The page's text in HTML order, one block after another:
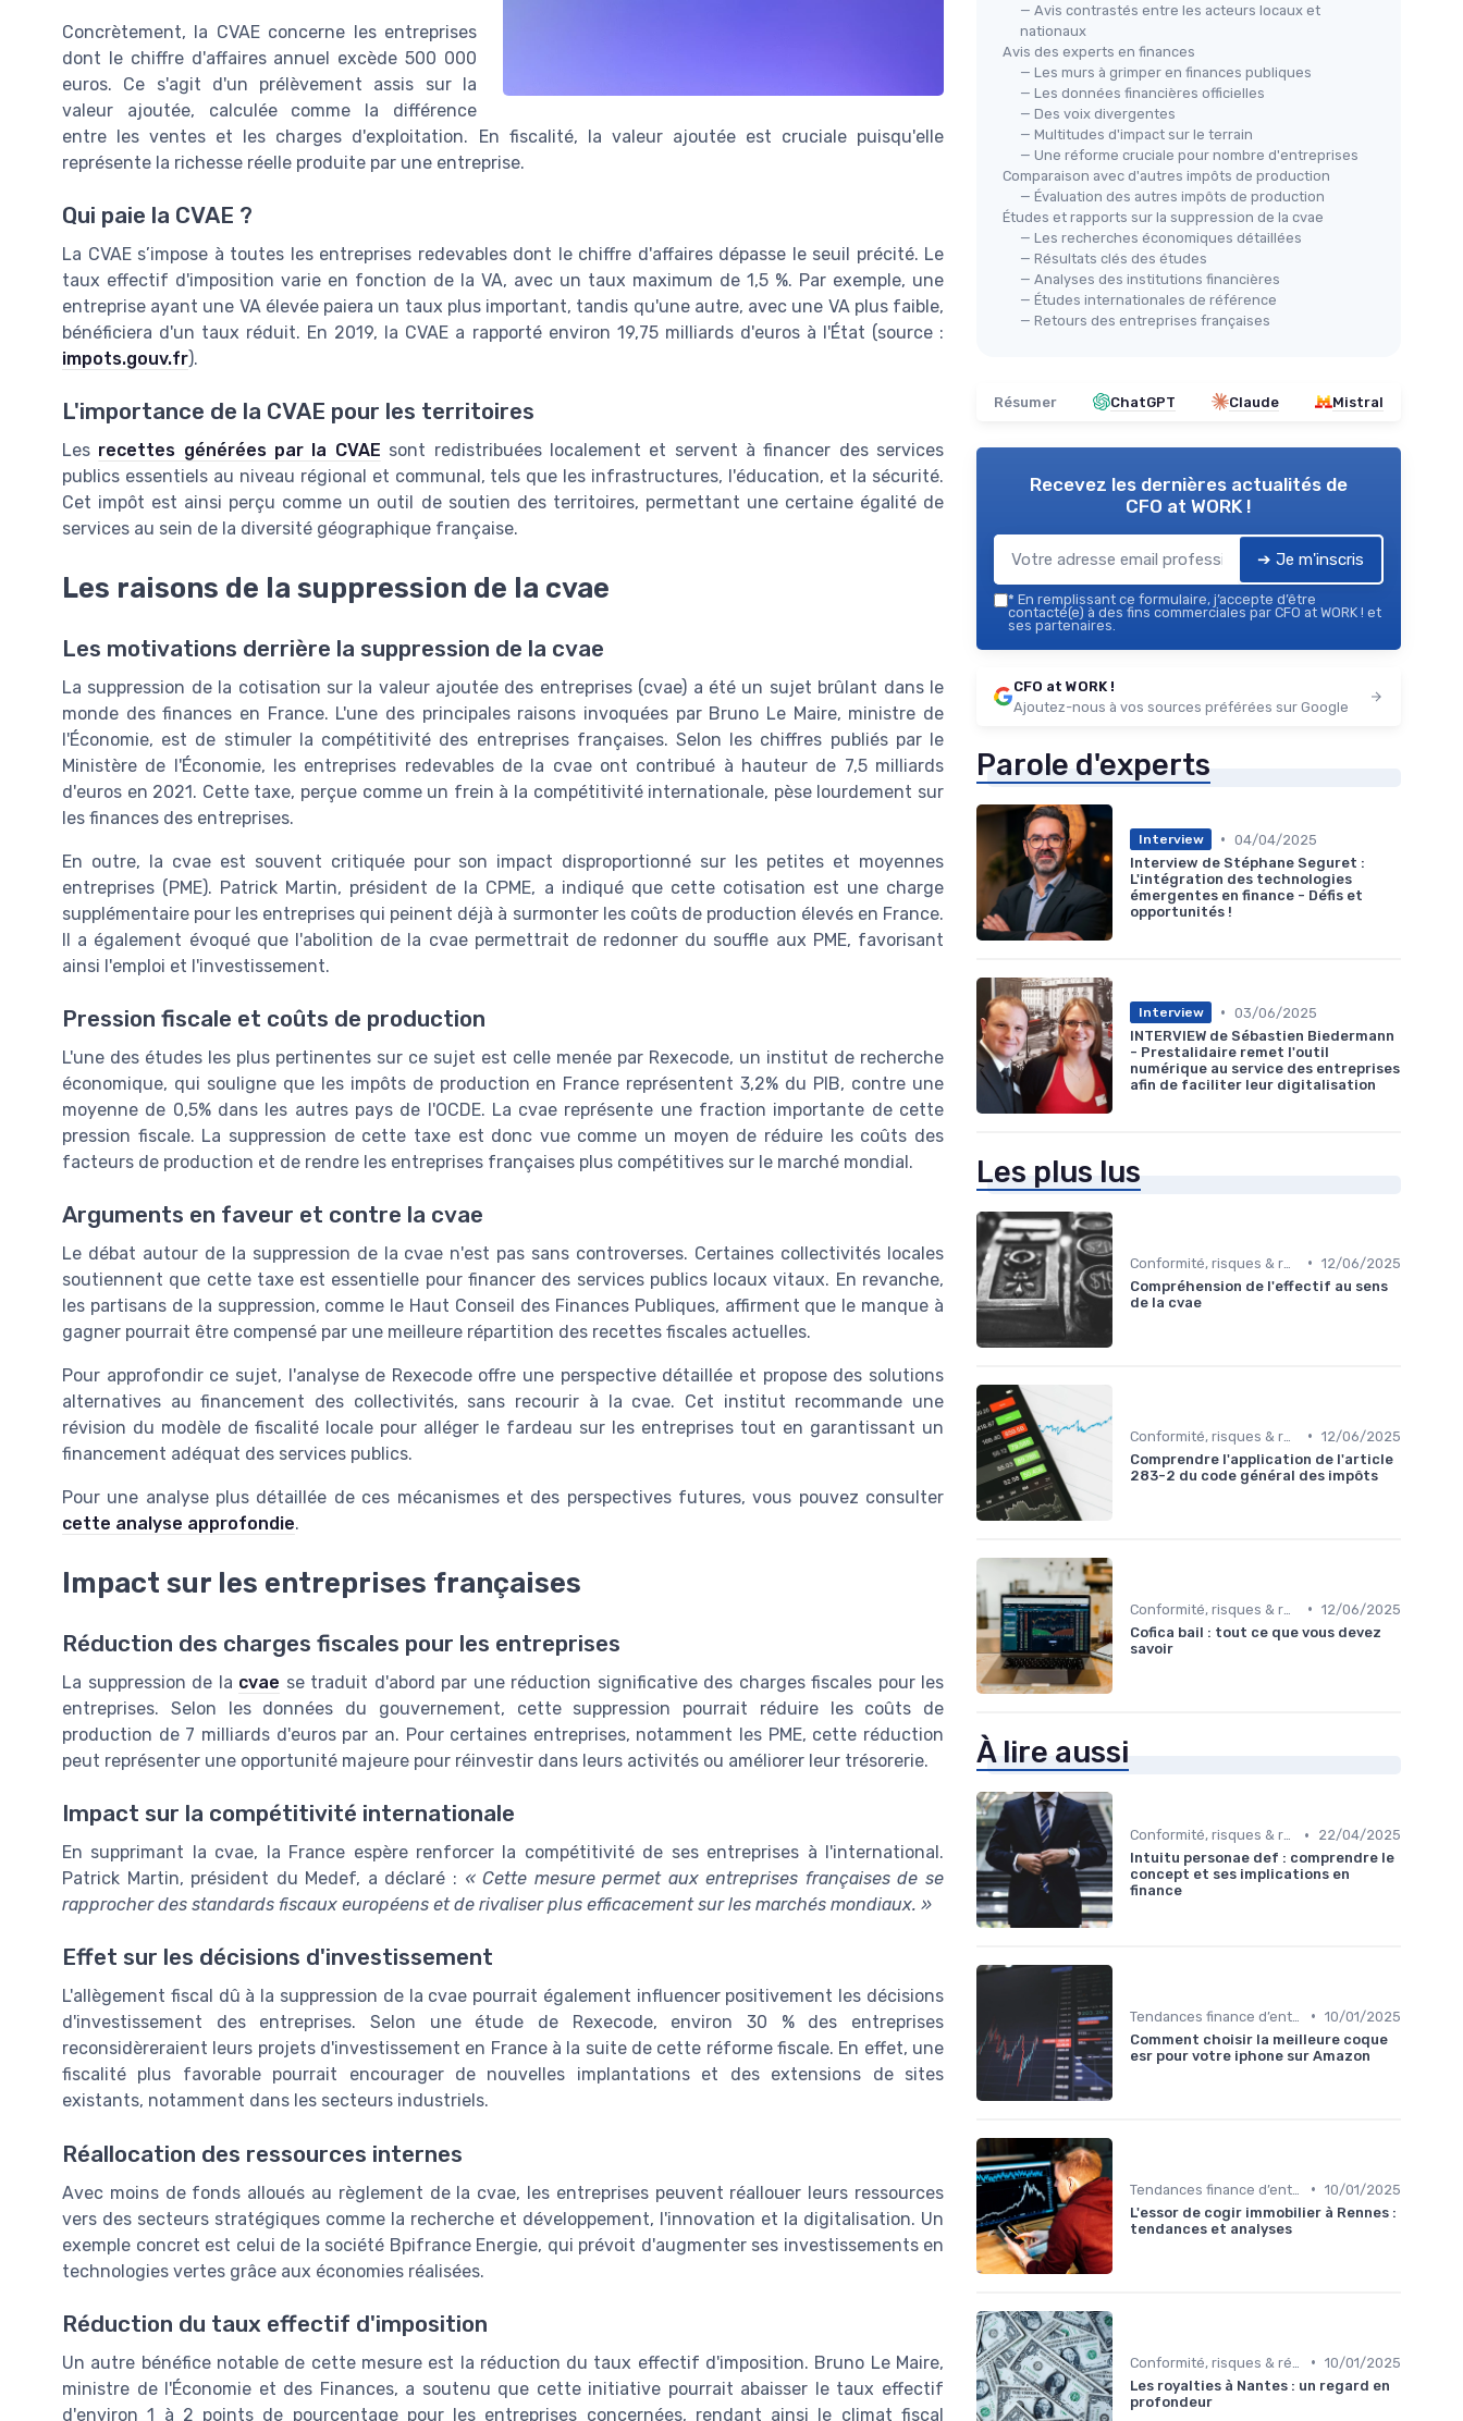
Concrètement, la CVAE concerne les entreprises
dont le chiffre d'affaires annuel excède 500 000
euros. Ce s'agit d'un prélèvement assis sur la
valeur ajoutée, calculée comme la différence
entre les ventes et les charges d'exploitation. En fiscalité, la valeur ajoutée est cruciale puisqu'elle
représente la richesse réelle produite par une entreprise.
Qui paie la CVAE ?
La CVAE s’impose à toutes les entreprises redevables dont le chiffre d'affaires dépasse le seuil précité. Le
taux effectif d'imposition varie en fonction de la VA, avec un taux maximum de 1,5 %. Par exemple, une
entreprise ayant une VA élevée paiera un taux plus important, tandis qu'une autre, avec une VA plus faible,
bénéficiera d'un taux réduit. En 2019, la CVAE a rapporté environ 19,75 milliards d'euros à l'État (source :
impots.gouv.fr).
L'importance de la CVAE pour les territoires
Les recettes générées par la CVAE sont redistribuées localement et servent à financer des services
publics essentiels au niveau régional et communal, tels que les infrastructures, l'éducation, et la sécurité.
Cet impôt est ainsi perçu comme un outil de soutien des territoires, permettant une certaine égalité de
services au sein de la diversité géographique française.
Les raisons de la suppression de la cvae
Les motivations derrière la suppression de la cvae
La suppression de la cotisation sur la valeur ajoutée des entreprises (cvae) a été un sujet brûlant dans le
monde des finances en France. L'une des principales raisons invoquées par Bruno Le Maire, ministre de
l'Économie, est de stimuler la compétitivité des entreprises françaises. Selon les chiffres publiés par le
Ministère de l'Économie, les entreprises redevables de la cvae ont contribué à hauteur de 7,5 milliards
d'euros en 2021. Cette taxe, perçue comme un frein à la compétitivité internationale, pèse lourdement sur
les finances des entreprises.
En outre, la cvae est souvent critiquée pour son impact disproportionné sur les petites et moyennes
entreprises (PME). Patrick Martin, président de la CPME, a indiqué que cette cotisation est une charge
supplémentaire pour les entreprises qui peinent déjà à surmonter les coûts de production élevés en France.
Il a également évoqué que l'abolition de la cvae permettrait de redonner du souffle aux PME, favorisant
ainsi l'emploi et l'investissement.
Pression fiscale et coûts de production
L'une des études les plus pertinentes sur ce sujet est celle menée par Rexecode, un institut de recherche
économique, qui souligne que les impôts de production en France représentent 3,2% du PIB, contre une
moyenne de 0,5% dans les autres pays de l'OCDE. La cvae représente une fraction importante de cette
pression fiscale. La suppression de cette taxe est donc vue comme un moyen de réduire les coûts des
facteurs de production et de rendre les entreprises françaises plus compétitives sur le marché mondial.
Arguments en faveur et contre la cvae
Le débat autour de la suppression de la cvae n'est pas sans controverses. Certaines collectivités locales
soutiennent que cette taxe est essentielle pour financer des services publics locaux vitaux. En revanche,
les partisans de la suppression, comme le Haut Conseil des Finances Publiques, affirment que le manque à
gagner pourrait être compensé par une meilleure répartition des recettes fiscales actuelles.
Pour approfondir ce sujet, l'analyse de Rexecode offre une perspective détaillée et propose des solutions
alternatives au financement des collectivités, sans recourir à la cvae. Cet institut recommande une
révision du modèle de fiscalité locale pour alléger le fardeau sur les entreprises tout en garantissant un
financement adéquat des services publics.
Pour une analyse plus détaillée de ces mécanismes et des perspectives futures, vous pouvez consulter
cette analyse approfondie.
Impact sur les entreprises françaises
Réduction des charges fiscales pour les entreprises
La suppression de la cvae se traduit d'abord par une réduction significative des charges fiscales pour les
entreprises. Selon les données du gouvernement, cette suppression pourrait réduire les coûts de
production de 7 milliards d'euros par an. Pour certaines entreprises, notamment les PME, cette réduction
peut représenter une opportunité majeure pour réinvestir dans leurs activités ou améliorer leur trésorerie.
Impact sur la compétitivité internationale
En supprimant la cvae, la France espère renforcer la compétitivité de ses entreprises à l'international.
Patrick Martin, président du Medef, a déclaré : « Cette mesure permet aux entreprises françaises de se
rapprocher des standards fiscaux européens et de rivaliser plus efficacement sur les marchés mondiaux. »
Effet sur les décisions d'investissement
L'allègement fiscal dû à la suppression de la cvae pourrait également influencer positivement les décisions
d'investissement des entreprises. Selon une étude de Rexecode, environ 30 % des entreprises
reconsidèreraient leurs projets d'investissement en France à la suite de cette réforme fiscale. En effet, une
fiscalité plus favorable pourrait encourager de nouvelles implantations et des extensions de sites
existants, notamment dans les secteurs industriels.
Réallocation des ressources internes
Avec moins de fonds alloués au règlement de la cvae, les entreprises peuvent réallouer leurs ressources
vers des secteurs stratégiques comme la recherche et développement, l'innovation et la digitalisation. Un
exemple concret est celui de la société Bpifrance Energie, qui prévoit d'augmenter ses investissements en
technologies vertes grâce aux économies réalisées.
Réduction du taux effectif d'imposition
Un autre bénéfice notable de cette mesure est la réduction du taux effectif d'imposition. Bruno Le Maire,
ministre de l'Économie et des Finances, a soutenu que cette initiative pourrait abaisser le taux effectif
d'environ 1 à 2 points de pourcentage pour les entreprises concernées, rendant ainsi le climat fiscal
— Avis contrastés entre les acteurs locaux et
nationaux
Avis des experts en finances
— Les murs à grimper en finances publiques
— Les données financières officielles
— Des voix divergentes
— Multitudes d'impact sur le terrain
— Une réforme cruciale pour nombre d'entreprises
Comparaison avec d'autres impôts de production
— Évaluation des autres impôts de production
Études et rapports sur la suppression de la cvae
— Les recherches économiques détaillées
— Résultats clés des études
— Analyses des institutions financières
— Études internationales de référence
— Retours des entreprises françaises
Résumer ChatGPT Claude Mistral
Recevez les dernières actualités de
CFO at WORK !
➔ Je m'inscris
* En remplissant ce formulaire, j’accepte d’être
contacté(e) à des fins commerciales par CFO at WORK ! et
ses partenaires.
CFO at WORK !
Ajoutez-nous à vos sources préférées sur Google
Parole d'experts
Interview • 04/04/2025
Interview de Stéphane Seguret :
L'intégration des technologies
émergentes en finance - Défis et
opportunités !
Interview • 03/06/2025
INTERVIEW de Sébastien Biedermann
- Prestalidaire remet l'outil
numérique au service des entreprises
afin de faciliter leur digitalisation
Les plus lus
• 12/06/2025
Compréhension de l'effectif au sens
de la cvae
• 12/06/2025
Comprendre l'application de l'article
283-2 du code général des impôts
• 12/06/2025
Cofica bail : tout ce que vous devez
savoir
À lire aussi
Conformité, risques & réglementation •
22/04/2025
Intuitu personae def : comprendre le
concept et ses implications en
finance
• 10/01/2025
Comment choisir la meilleure coque
esr pour votre iphone sur Amazon
• 10/01/2025
L'essor de cogir immobilier à Rennes :
tendances et analyses
• 10/01/2025
Les royalties à Nantes : un regard en
profondeur